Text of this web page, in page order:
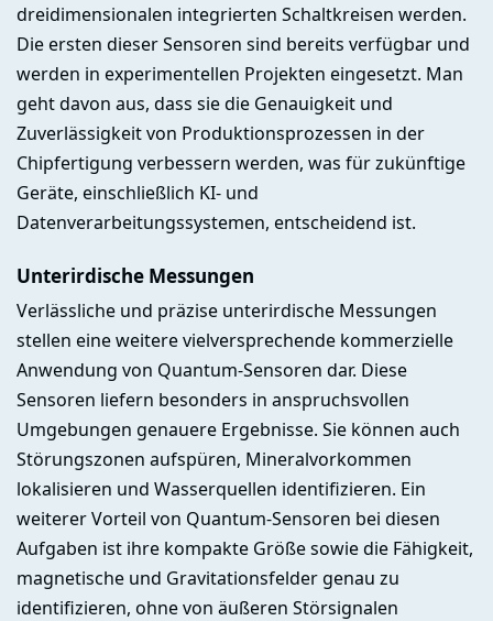
dreidimensionalen integrierten Schaltkreisen werden.
Die ersten dieser Sensoren sind bereits verfügbar und
werden in experimentellen Projekten eingesetzt. Man
geht davon aus, dass sie die Genauigkeit und
Zuverlässigkeit von Produktionsprozessen in der
Chipfertigung verbessern werden, was für zukünftige
Geräte, einschließlich KI- und
Datenverarbeitungssystemen, entscheidend ist.
Unterirdische Messungen
Verlässliche und präzise unterirdische Messungen
stellen eine weitere vielversprechende kommerzielle
Anwendung von Quantum-Sensoren dar. Diese
Sensoren liefern besonders in anspruchsvollen
Umgebungen genauere Ergebnisse. Sie können auch
Störungszonen aufspüren, Mineralvorkommen
lokalisieren und Wasserquellen identifizieren. Ein
weiterer Vorteil von Quantum-Sensoren bei diesen
Aufgaben ist ihre kompakte Größe sowie die Fähigkeit,
magnetische und Gravitationsfelder genau zu
identifizieren, ohne von äußeren Störsignalen